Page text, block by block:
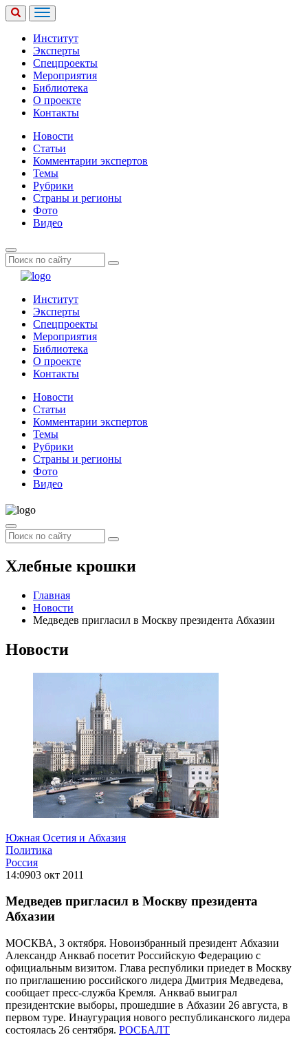
Институт
Эксперты
Спецпроекты
Мероприятия
Библиотека
О проекте
Контакты
Новости
Статьи
Комментарии экспертов
Темы
Рубрики
Страны и регионы
Фото
Видео
Институт
Эксперты
Спецпроекты
Мероприятия
Библиотека
О проекте
Контакты
Новости
Статьи
Комментарии экспертов
Темы
Рубрики
Страны и регионы
Фото
Видео
Хлебные крошки
Главная
Новости
Медведев пригласил в Москву президента Абхазии
Новости
Южная Осетия и Абхазия
Политика
Россия
14:0903 окт 2011
Медведев пригласил в Москву президента
Абхазии
МОСКВА, 3 октября. Новоизбранный президент Абхазии
Александр Анкваб посетит Российскую Федерацию с
официальным визитом. Глава республики приедет в Москву
по приглашению российского лидера Дмитрия Медведева,
сообщает пресс-служба Кремля. Анкваб выиграл
президентские выборы, прошедшие в Абхазии 26 августа, в
первом туре. Инаугурация нового республиканского лидера
состоялась 26 сентября. РОСБАЛТ